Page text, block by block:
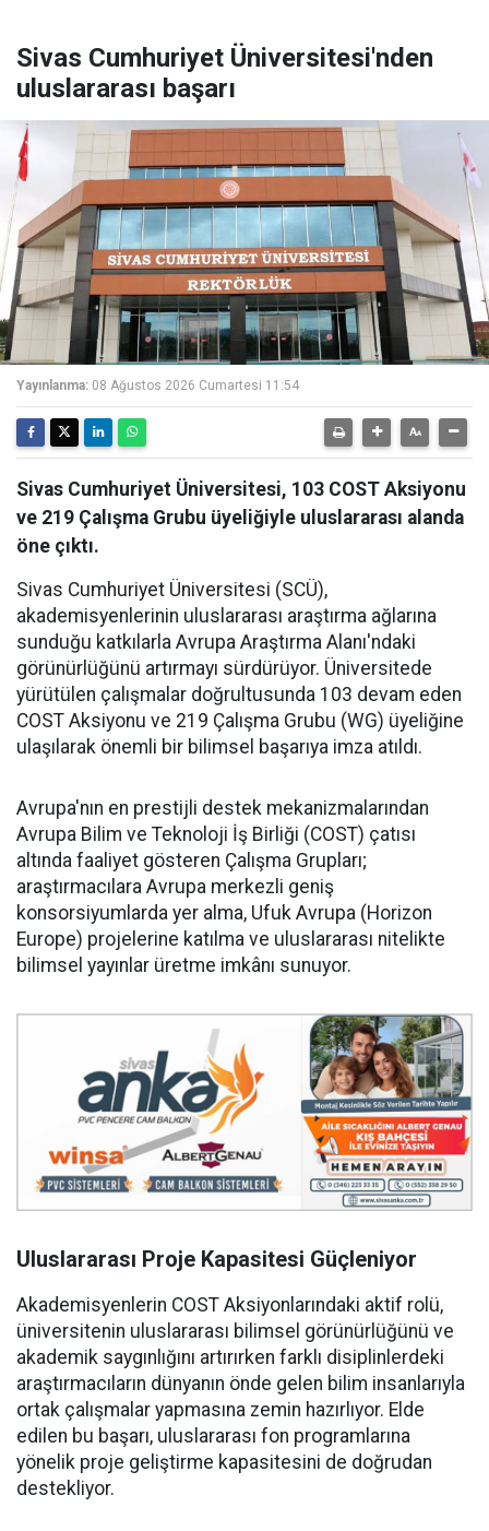
Sivas Cumhuriyet Üniversitesi'nden
uluslararası başarı
Yayınlanma: 08 Ağustos 2026 Cumartesi 11:54
Sivas Cumhuriyet Üniversitesi, 103 COST Aksiyonu
ve 219 Çalışma Grubu üyeliğiyle uluslararası alanda
öne çıktı.
Sivas Cumhuriyet Üniversitesi (SCÜ),
akademisyenlerinin uluslararası araştırma ağlarına
sunduğu katkılarla Avrupa Araştırma Alanı'ndaki
görünürlüğünü artırmayı sürdürüyor. Üniversitede
yürütülen çalışmalar doğrultusunda 103 devam eden
COST Aksiyonu ve 219 Çalışma Grubu (WG) üyeliğine
ulaşılarak önemli bir bilimsel başarıya imza atıldı.
Avrupa'nın en prestijli destek mekanizmalarından
Avrupa Bilim ve Teknoloji İş Birliği (COST) çatısı
altında faaliyet gösteren Çalışma Grupları;
araştırmacılara Avrupa merkezli geniş
konsorsiyumlarda yer alma, Ufuk Avrupa (Horizon
Europe) projelerine katılma ve uluslararası nitelikte
bilimsel yayınlar üretme imkânı sunuyor.
Uluslararası Proje Kapasitesi Güçleniyor
Akademisyenlerin COST Aksiyonlarındaki aktif rolü,
üniversitenin uluslararası bilimsel görünürlüğünü ve
akademik saygınlığını artırırken farklı disiplinlerdeki
araştırmacıların dünyanın önde gelen bilim insanlarıyla
ortak çalışmalar yapmasına zemin hazırlıyor. Elde
edilen bu başarı, uluslararası fon programlarına
yönelik proje geliştirme kapasitesini de doğrudan
destekliyor.